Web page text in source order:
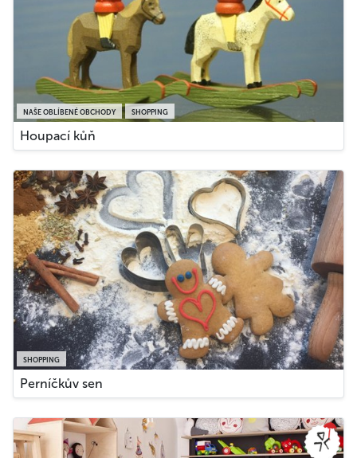
NAŠE OBLÍBENÉ OBCHODY SHOPPING
Houpací kůň
SHOPPING
Perníčkův sen